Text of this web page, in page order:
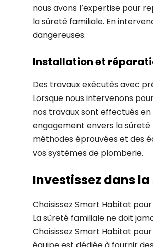
nous avons l’expertise pour
la sûreté familiale. En
dangereuses.
Installation et
Des travaux exécutés avec
Lorsque nous intervenons
nos travaux sont effectués
engagement envers la sûreté
méthodes éprouvées et des
vos systèmes de plomberie.
Investissez dans
Choisissez Smart Habitat
La sûreté familiale ne doit
Choisissez Smart Habitat